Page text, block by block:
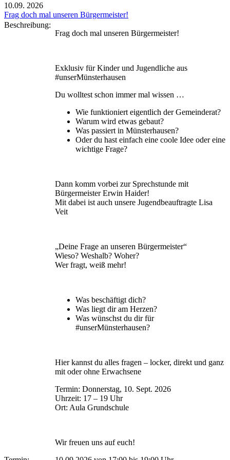
10.09. 2026
Frag doch mal unseren Bürgermeister!
Beschreibung:
Frag doch mal unseren Bürgermeister!
Exklusiv für Kinder und Jugendliche aus
#unserMünsterhausen
Du wolltest schon immer mal wissen …
Wie funktioniert eigentlich der Gemeinderat?
Warum wird etwas gebaut?
Was passiert in Münsterhausen?
Oder du hast einfach eine coole Idee oder eine
wichtige Frage?
Dann komm vorbei zur Sprechstunde mit
Bürgermeister Erwin Haider!
Mit dabei ist auch unsere Jugendbeauftragte Lisa
Veit
„Deine Frage an unseren Bürgermeister“
Wieso? Weshalb? Woher?
Wer fragt, weiß mehr!
Was beschäftigt dich?
Was liegt dir am Herzen?
Was wünschst du dir für
#unserMünsterhausen?
Hier kannst du alles fragen – locker, direkt und ganz
mit oder ohne Erwachsene
Termin: Donnerstag, 10. Sept. 2026
Uhrzeit: 17 – 19 Uhr
Ort: Aula Grundschule
Wir freuen uns auf euch!